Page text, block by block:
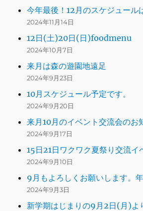
今年最後！12月のスケジュール
2024年11月14日
12日(土)20日(日)foodmenu
2024年10月7日
来月は森の遊園地遠足
2024年9月23日
10月スケジュール予定です。
2024年9月20日
来月10月のイベント交流会のお
2024年9月17日
15日21日ワクワク夏祭り交流イ
2024年9月10日
9月もよろしくお願いします。
2024年9月3日
新学期はじまりの9月2日(月)よ